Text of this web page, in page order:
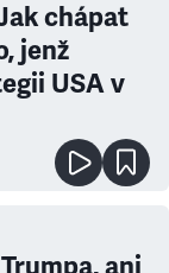
chápat
jenž
USA v
ani